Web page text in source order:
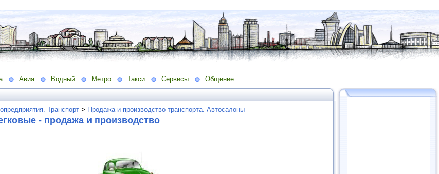
Авиа Водный Метро Такси Сервисы Общение
Транспорт > Продажа и производство транспорта. Автосалоны
- продажа и производство